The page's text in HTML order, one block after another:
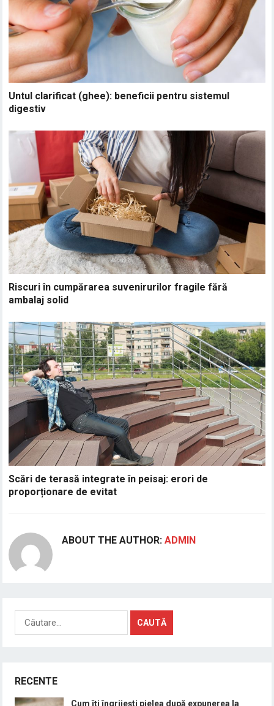
Untul clarificat (ghee): beneficii pentru sistemul
digestiv
Riscuri în cumpărarea suvenirurilor fragile fără
ambalaj solid
Scări de terasă integrate în peisaj: erori de
proporționare de evitat
ABOUT THE AUTHOR:ADMIN
Caută
după:
RECENTE
Cum îți îngrijești pielea după expunerea la